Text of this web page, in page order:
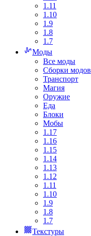
1.11
1.10
1.9
1.8
1.7
Моды
Все моды
Сборки модов
Транспорт
Магия
Оружие
Еда
Блоки
Мобы
1.17
1.16
1.15
1.14
1.13
1.12
1.11
1.10
1.9
1.8
1.7
Текстуры